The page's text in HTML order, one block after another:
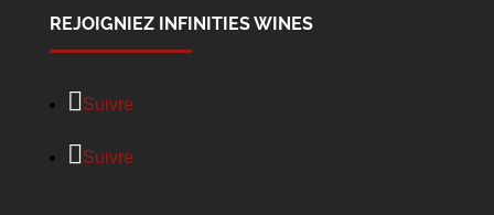
REJOIGNIEZ INFINITIES WINES
Suivre
Suivre